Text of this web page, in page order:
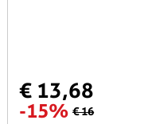
€ 13,68
-15% € 16